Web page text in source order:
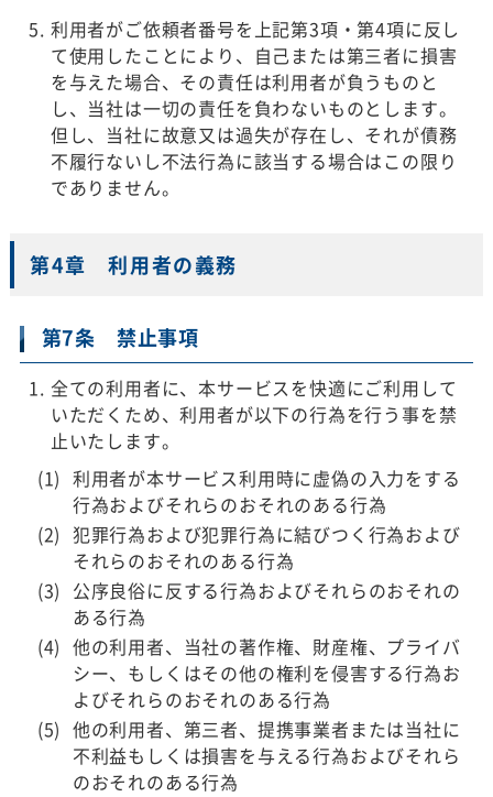
利用者がご依頼者番号を上記第3項・第4項に反し
て使用したことにより、自己または第三者に損害
を与えた場合、その責任は利用者が負うものと
し、当社は一切の責任を負わないものとします。
但し、当社に故意又は過失が存在し、それが債務
不履行ないし不法行為に該当する場合はこの限り
でありません。
第4章 利用者の義務
第7条 禁止事項
全ての利用者に、本サービスを快適にご利用して
いただくため、利用者が以下の行為を行う事を禁
止いたします。
利用者が本サービス利用時に虚偽の入力をする
行為およびそれらのおそれのある行為
犯罪行為および犯罪行為に結びつく行為および
それらのおそれのある行為
公序良俗に反する行為およびそれらのおそれの
ある行為
他の利用者、当社の著作権、財産権、プライバ
シー、もしくはその他の権利を侵害する行為お
よびそれらのおそれのある行為
他の利用者、第三者、提携事業者または当社に
不利益もしくは損害を与える行為およびそれら
のおそれのある行為